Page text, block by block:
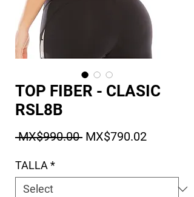
TOP FIBER - CLASIC
RSL8B
MX$990.00 Regular Price
MX$790.02Sale Price
TALLA *